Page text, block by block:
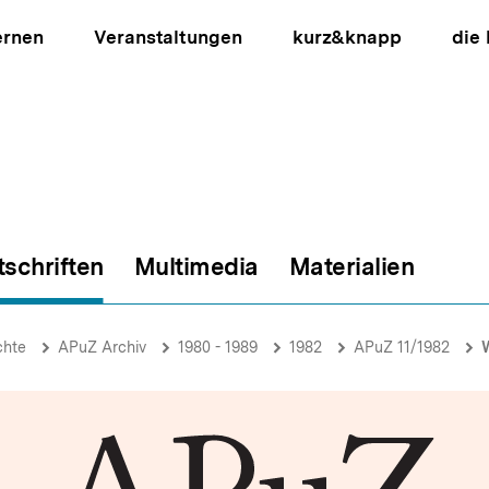
Veranstaltungen kurz&knapp die
Multimedia Materialien
APuZ Archiv 1980 - 1989 1982 APuZ 11/1982